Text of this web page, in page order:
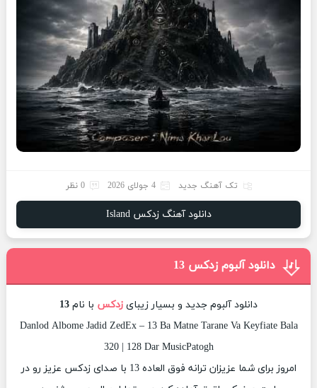
تک آهنگ جدید 4 جولای 2026 0 نظر
دانلود آهنگ زدکس Island
دانلود آلبوم زدکس 13
دانلود آلبوم جدید و بسیار زیبای زدکس با نام 13
Danlod Albome Jadid ZedEx – 13 Ba Matne Tarane Va Keyfiate Bala
320 | 128 Dar MusicPatogh
امروز برای شما عزیزان ترانه فوق العاده 13 با صدای زدکس عزیز رو در